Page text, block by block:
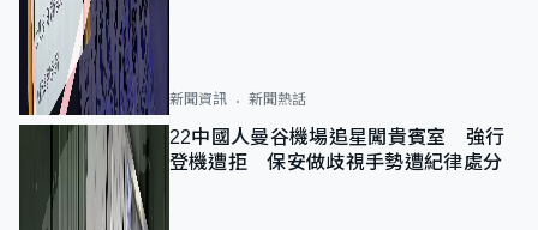
新聞資訊 新聞熱話
22中國人曼谷機場追星闖貴賓室 強行
登機遭拒 保安做歧視手勢遭紀律處分